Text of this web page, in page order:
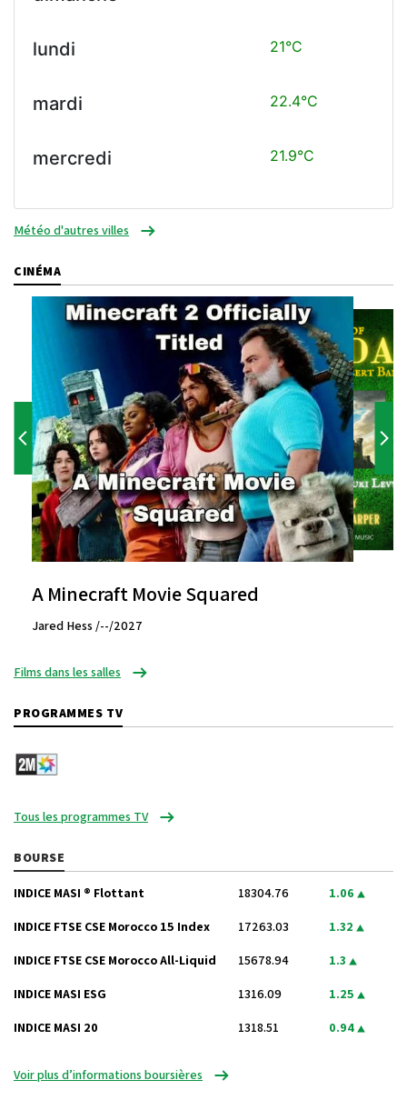
lundi 21°C
mardi 22.4°C
mercredi 21.9°C
Météo d'autres villes
CINÉMA
A Minecraft Movie Squared
Jared Hess /--/2027
Films dans les salles
PROGRAMMES TV
Tous les programmes TV
BOURSE
INDICE MASI ® Flottant 18304.76 1.06
INDICE FTSE CSE Morocco 15 Index 17263.03 1.32
INDICE FTSE CSE Morocco All-Liquid 15678.94 1.3
INDICE MASI ESG 1316.09 1.25
INDICE MASI 20 1318.51 0.94
Voir plus d’informations boursières